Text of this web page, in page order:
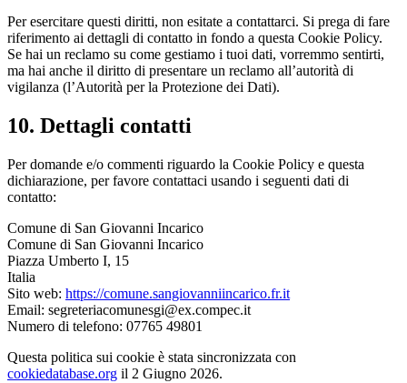
Per esercitare questi diritti, non esitate a contattarci. Si prega di fare
riferimento ai dettagli di contatto in fondo a questa Cookie Policy.
Se hai un reclamo su come gestiamo i tuoi dati, vorremmo sentirti,
ma hai anche il diritto di presentare un reclamo all’autorità di
vigilanza (l’Autorità per la Protezione dei Dati).
10. Dettagli contatti
Per domande e/o commenti riguardo la Cookie Policy e questa
dichiarazione, per favore contattaci usando i seguenti dati di
contatto:
Comune di San Giovanni Incarico
Comune di San Giovanni Incarico
Piazza Umberto I, 15
Italia
Sito web: https://comune.sangiovanniincarico.fr.it
Email: segreteriacomunesgi@ex.compec.it
Numero di telefono: 07765 49801
Questa politica sui cookie è stata sincronizzata con
cookiedatabase.org il 2 Giugno 2026.